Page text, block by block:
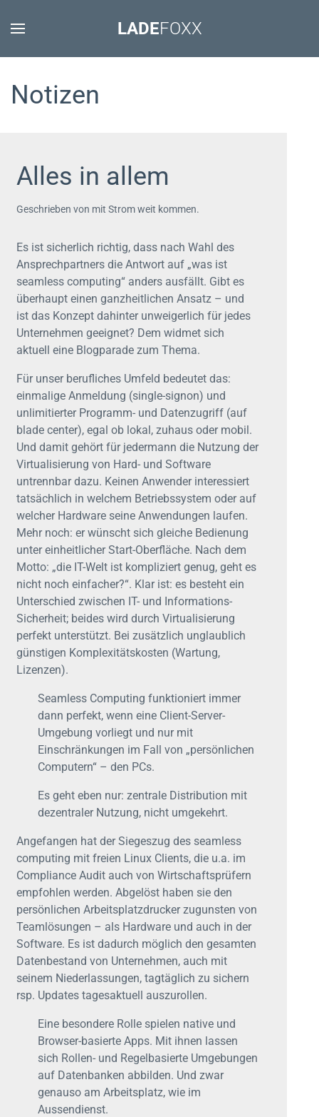
LADEFOXX
Notizen
Alles in allem
Geschrieben von mit Strom weit kommen.
Es ist sicherlich richtig, dass nach Wahl des
Ansprechpartners die Antwort auf „was ist
seamless computing“ anders ausfällt. Gibt es
überhaupt einen ganzheitlichen Ansatz – und
ist das Konzept dahinter unweigerlich für jedes
Unternehmen geeignet? Dem widmet sich
aktuell eine Blogparade zum Thema.
Für unser berufliches Umfeld bedeutet das:
einmalige Anmeldung (single-signon) und
unlimitierter Programm- und Datenzugriff (auf
blade center), egal ob lokal, zuhaus oder mobil.
Und damit gehört für jedermann die Nutzung der
Virtualisierung von Hard- und Software
untrennbar dazu. Keinen Anwender interessiert
tatsächlich in welchem Betriebssystem oder auf
welcher Hardware seine Anwendungen laufen.
Mehr noch: er wünscht sich gleiche Bedienung
unter einheitlicher Start-Oberfläche. Nach dem
Motto: „die IT-Welt ist kompliziert genug, geht es
nicht noch einfacher?“. Klar ist: es besteht ein
Unterschied zwischen IT- und Informations-
Sicherheit; beides wird durch Virtualisierung
perfekt unterstützt. Bei zusätzlich unglaublich
günstigen Komplexitätskosten (Wartung,
Lizenzen).
Seamless Computing funktioniert immer
dann perfekt, wenn eine Client-Server-
Umgebung vorliegt und nur mit
Einschränkungen im Fall von „persönlichen
Computern“ – den PCs.
Es geht eben nur: zentrale Distribution mit
dezentraler Nutzung, nicht umgekehrt.
Angefangen hat der Siegeszug des seamless
computing mit freien Linux Clients, die u.a. im
Compliance Audit auch von Wirtschaftsprüfern
empfohlen werden. Abgelöst haben sie den
persönlichen Arbeitsplatzdrucker zugunsten von
Teamlösungen – als Hardware und auch in der
Software. Es ist dadurch möglich den gesamten
Datenbestand von Unternehmen, auch mit
seinem Niederlassungen, tagtäglich zu sichern
rsp. Updates tagesaktuell auszurollen.
Eine besondere Rolle spielen native und
Browser-basierte Apps. Mit ihnen lassen
sich Rollen- und Regelbasierte Umgebungen
auf Datenbanken abbilden. Und zwar
genauso am Arbeitsplatz, wie im
Aussendienst.